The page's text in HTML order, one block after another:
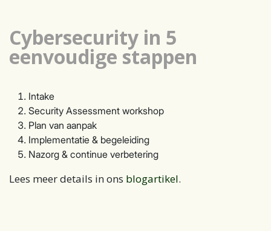
Cybersecurity in 5
eenvoudige stappen
Intake
Security Assessment workshop
Plan van aanpak
Implementatie & begeleiding
Nazorg & continue verbetering
Lees meer details in ons blogartikel.